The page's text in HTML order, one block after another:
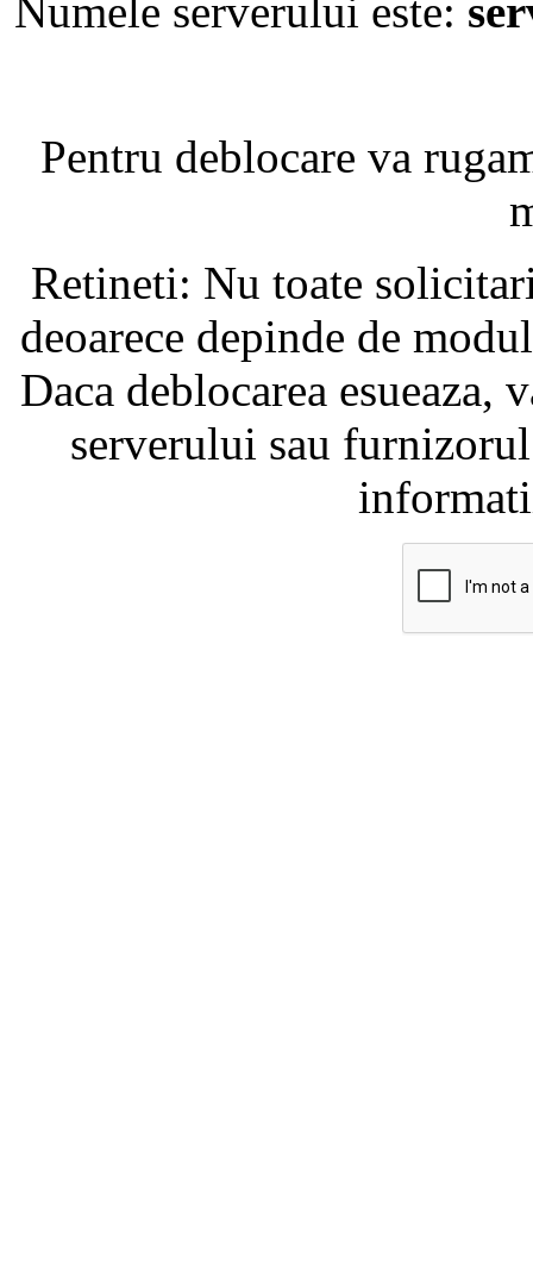
Numele serverului este:
Pentru deblocare va
Retineti: Nu toate
deoarece depinde de
Daca deblocarea
serverului sau